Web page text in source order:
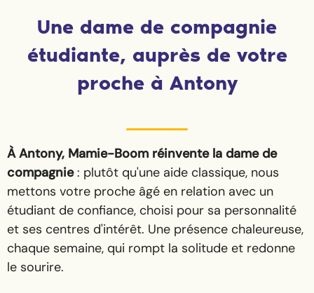
Une dame de compagnie
étudiante, auprès de votre
proche à Antony
À Antony, Mamie-Boom réinvente la dame de
compagnie: plutôt qu'une aide classique, nous
mettons votre proche âgé en relation avec un
étudiant de confiance, choisi pour sa personnalité
et ses centres d'intérêt. Une présence chaleureuse,
chaque semaine, qui rompt la solitude et redonne
le sourire.